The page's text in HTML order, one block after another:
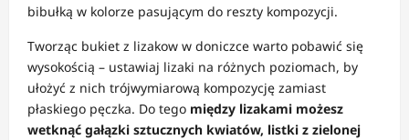
bibułką w kolorze pasującym do reszty kompozycji.
Tworząc bukiet z lizakow w doniczce warto pobawić się
wysokością – ustawiaj lizaki na różnych poziomach, by
ułożyć z nich trójwymiarową kompozycję zamiast
płaskiego pęczka. Do tego między lizakami możesz
wetknąć gałązki sztucznych kwiatów, listki z zielonej